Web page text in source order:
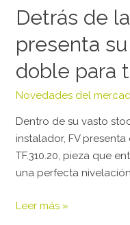
Detrás de
presenta
doble para
Novedades del
Dentro de su vasto
instalador, FV
TF.310.20, pieza que
una perfecta
codo
doble
para
termofusión
Leer más »